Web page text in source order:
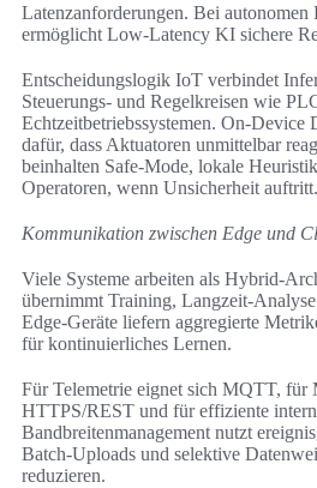
Latenzanforderungen. Bei autonomen
ermöglicht Low-Latency KI sichere
Entscheidungslogik IoT verbindet
Steuerungs- und Regelkreisen wie
Echtzeitbetriebssystemen. On-Device
dafür, dass Aktuatoren unmittelbar
beinhalten Safe‑Mode, lokale
Operatoren, wenn Unsicherheit auftritt.
Kommunikation zwischen Edge und
Viele Systeme arbeiten als Hybrid-
übernimmt Training,
Edge-Geräte liefern aggregierte
für kontinuierliches Lernen.
Für Telemetrie eignet sich MQTT, für
HTTPS/REST und für effiziente
Bandbreitenmanagement nutzt
Batch‑Uploads und selektive
reduzieren.